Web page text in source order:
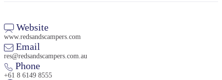
Website
www.redsandscampers.com
Email
res@redsandscampers.com.au
Phone
+61 8 6149 8555